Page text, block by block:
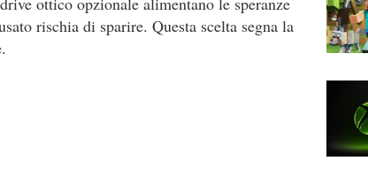
rischia di sparire. Questa scelta segna la